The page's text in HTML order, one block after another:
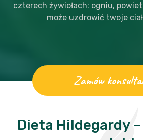
czterech żywiołach: ogniu,
może uzdrowić twoje
Zamów
Dieta Hildegardy